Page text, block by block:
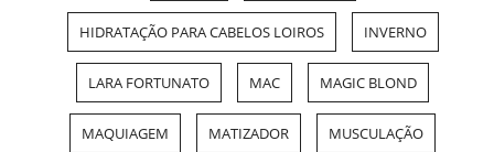
HIDRATAÇÃO PARA CABELOS LOIROS INVERNO
LARA FORTUNATO MAC MAGIC BLOND
MAQUIAGEM MATIZADOR MUSCULAÇÃO